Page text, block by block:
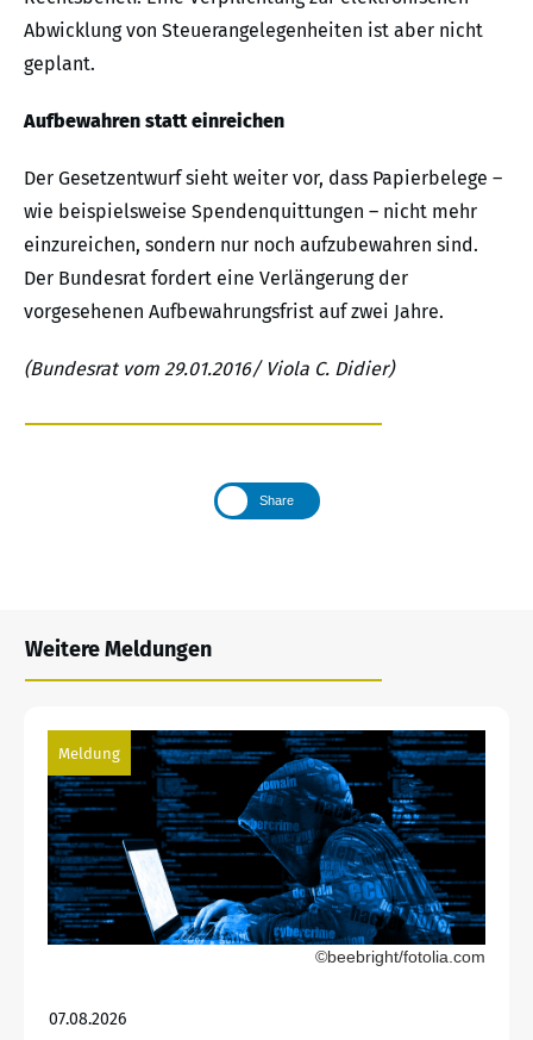
Abwicklung von Steuerangelegenheiten ist aber nicht
geplant.
Aufbewahren statt einreichen
Der Gesetzentwurf sieht weiter vor, dass Papierbelege –
wie beispielsweise Spendenquittungen – nicht mehr
einzureichen, sondern nur noch aufzubewahren sind.
Der Bundesrat fordert eine Verlängerung der
vorgesehenen Aufbewahrungsfrist auf zwei Jahre.
(Bundesrat vom 29.01.2016/ Viola C. Didier)
Share
Weitere Meldungen
Meldung
©beebright/fotolia.com
07.08.2026